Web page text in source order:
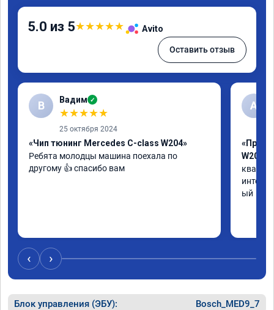
5.0 из 5★★★★★ Avito
Оставить отзыв
В Вадим ✓
★★★★★
25 октября 2024
«Чип тюнинг Mercedes C-class W204»
Ребята молодцы машина поехала по
другому 👍 спасибо вам
А
W205»
ый
‹ ›
Блок управления (ЭБУ): Bosch_MED9_7